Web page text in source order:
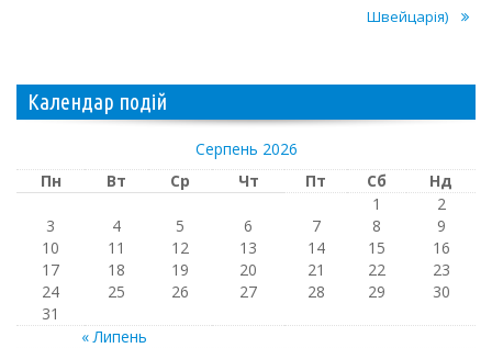
Швейцарія)
Календар подій
Серпень 2026
Пн
Вт Ср Чт Пт Сб Нд
« Липень
1
2
3
4 5 6 7 8
9
10
11 12 13 14 15
16
17
18 19 20 21 22
23
24
25 26 27 28 29
30
31